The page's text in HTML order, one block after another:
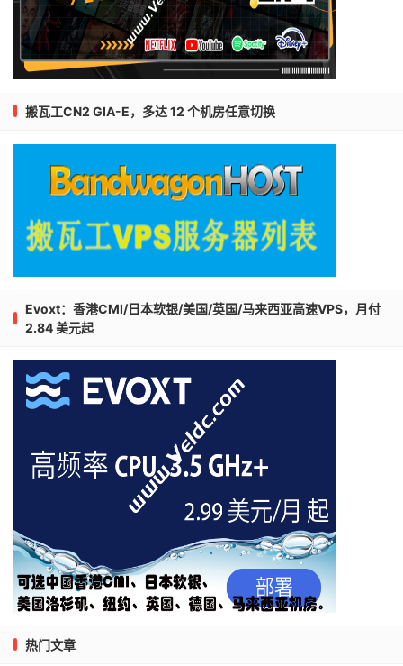
搬瓦工CN2 GIA-E，多达 12 个机房任意切换
Evoxt：香港CMI/日本软银/美国/英国/马来西亚高速VPS，月付
2.84 美元起
热门文章